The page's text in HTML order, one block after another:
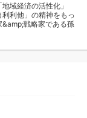
域経済の活性化」
利利他」の精神をもっ
戦略家である孫